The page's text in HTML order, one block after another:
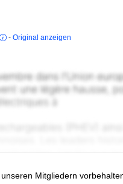
- Original anzeigen
Mitgliedern